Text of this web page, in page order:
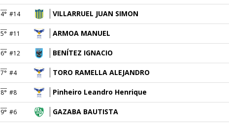
4° #14 VILLARRUEL JUAN SIMON
5° #11 ARMOA MANUEL
6° #12 BENÍTEZ IGNACIO
7° #4 TORO RAMELLA ALEJANDRO
8° #8 Pinheiro Leandro Henrique
9° #6 GAZABA BAUTISTA